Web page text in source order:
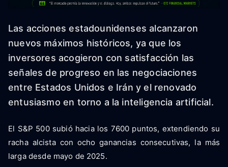
Las acciones estadounidenses alcanzaron
nuevos máximos históricos, ya que los
inversores acogieron con satisfacción las
señales de progreso en las negociaciones
entre Estados Unidos e Irán y el renovado
entusiasmo en torno a la inteligencia artificial.
El S&P 500 subió hacia los 7600 puntos, extendiendo su
racha alcista con ocho ganancias consecutivas, la más
larga desde mayo de 2025.